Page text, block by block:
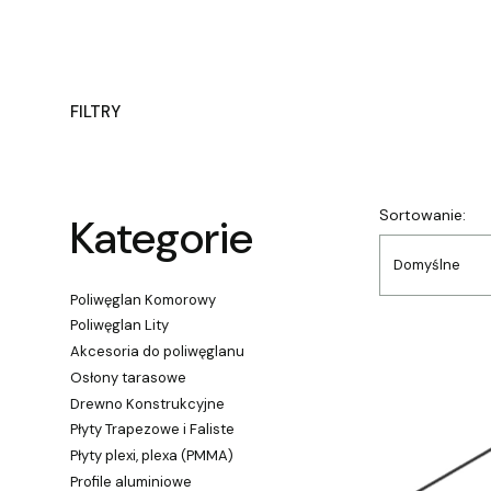
FILTRY
Kategorie
Poliwęglan Komorowy
Poliwęglan Lity
Akcesoria do poliwęglanu
Osłony tarasowe
Drewno Konstrukcyjne
Płyty Trapezowe i Faliste
Płyty plexi, plexa (PMMA)
Profile aluminiowe
Lista
Sortowanie:
Domyślne